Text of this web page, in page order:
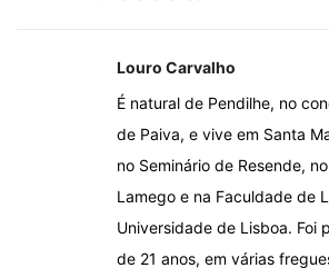
Louro Carvalho
É natural de Pendilhe, no
de Paiva, e vive em Santa
no Seminário de Resende,
Lamego e na Faculdade de
Universidade de Lisboa. Foi
de 21 anos, em várias